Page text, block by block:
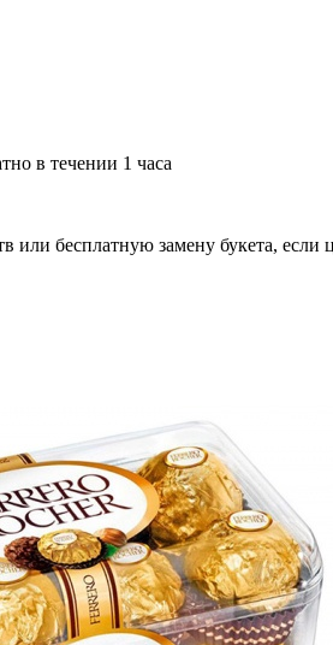
в течении 1 часа
или бесплатную замену букета, если